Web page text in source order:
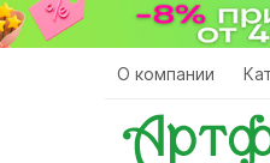
Перейти
к
О компании